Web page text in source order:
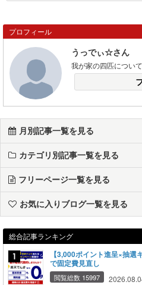
プロフィール
うっでぃ☆さん
我が家の四匹につい
月別記事一覧を見る
カテゴリ別記事一覧を見る
フリーページ一覧を見る
お気に入りブログ一覧を見る
総合記事ランキング
【3,000ポイント進呈×抽選
で固定費見直し
閲覧総数 15997